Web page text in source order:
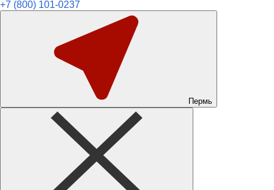
+7 (800) 101-0237
Пермь